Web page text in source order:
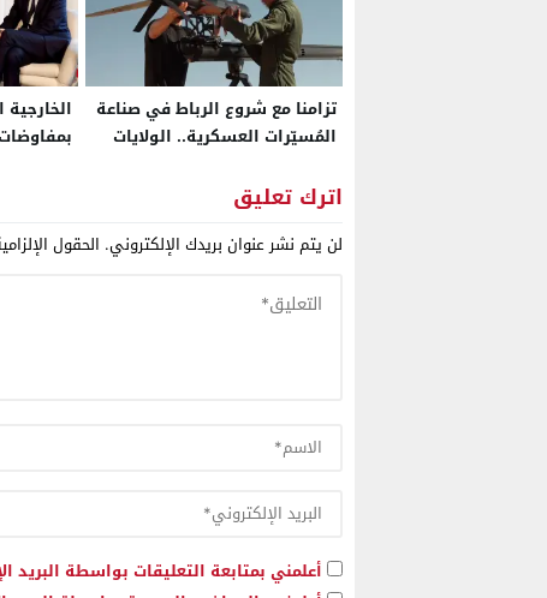
تزامنا مع شروع الرباط في صناعة
المُسيّرات العسكرية.. الولايات
إقليمي خاص بـ”الدرون” في
المغرب
اترك تعليق
لن يتم نشر عنوان بريدك الإلكتروني. الحقول
أعلمني بمتابعة التعليقات بواسطة البريد